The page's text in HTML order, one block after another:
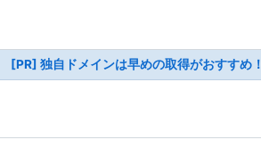
[PR] 独自ドメインは早めの取得がおすすめ！